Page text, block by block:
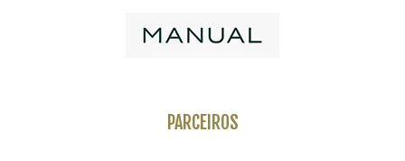
PARCEIROS